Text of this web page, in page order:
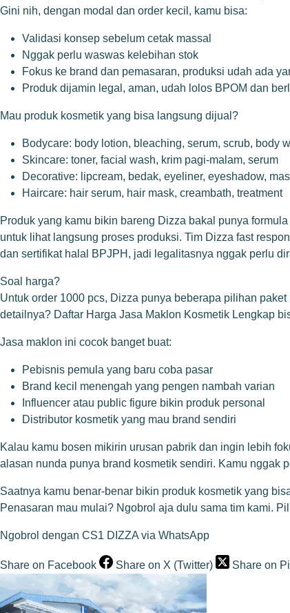
Gini nih, dengan modal dan order kecil, kamu bisa:
Validasi konsep sebelum cetak massal
Nggak perlu waswas kelebihan stok
Fokus ke brand dan pemasaran, produksi udah ada
Produk dijamin legal, aman, udah lolos BPOM dan
Mau produk kosmetik yang bisa langsung dijual?
Bodycare: body lotion, bleaching, serum, scrub, body
Skincare: toner, facial wash, krim pagi-malam, serum
Decorative: lipcream, bedak, eyeliner, eyeshadow,
Haircare: hair serum, hair mask, creambath, treatment
Produk yang kamu bikin bareng Dizza bakal punya
untuk lihat langsung proses produksi. Tim Dizza fast
dan sertifikat halal BPJPH, jadi legalitasnya nggak perlu
Soal harga?
Untuk order 1000 pcs, Dizza punya beberapa pilihan
detailnya? Daftar Harga Jasa Maklon Kosmetik Lengkap
Jasa maklon ini cocok banget buat:
Pebisnis pemula yang baru coba pasar
Brand kecil menengah yang pengen nambah varian
Influencer atau public figure bikin produk personal
Distributor kosmetik yang mau brand sendiri
Kalau kamu bosen mikirin urusan pabrik dan ingin lebih
alasan nunda punya brand kosmetik sendiri. Kamu nggak
Saatnya kamu benar-benar bikin produk kosmetik yang
Penasaran mau mulai? Ngobrol aja dulu sama tim kami.
Ngobrol dengan CS1 DIZZA via WhatsApp
Share on Facebook Share on X (Twitter) Share on